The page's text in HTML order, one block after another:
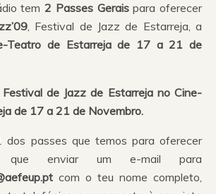
tem 2 Passes Geraispara oferecer
, Festival de Jazz de Estarreja, a
Teatro de Estarreja de 17 a 21 de
Festival de Jazz de Estarreja no Cine-
de 17 a 21 de Novembro.
dos passes que temos para oferecer
que enviar um e-mail para
com o teu nome completo,